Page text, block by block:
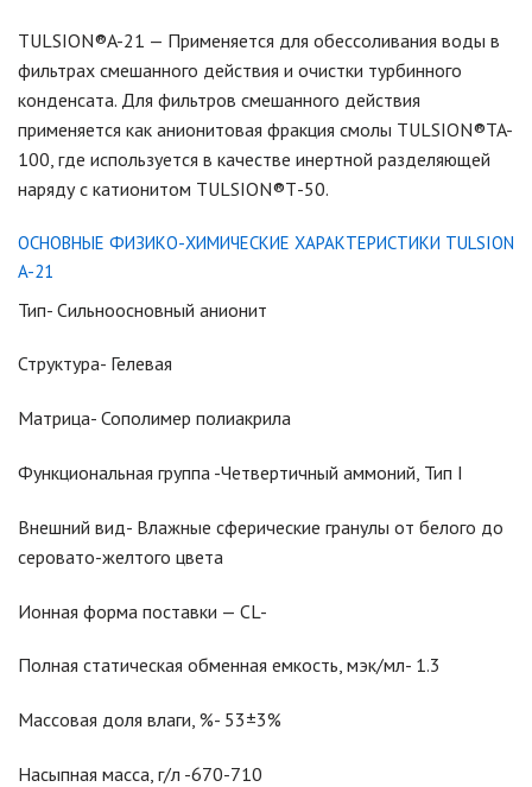
TULSION®A-21 — Применяется для обессоливания воды в
фильтрах смешанного действия и очистки турбинного
конденсата. Для фильтров смешанного действия
применяется как анионитовая фракция смолы TULSION®TA-
100, где используется в качестве инертной разделяющей
наряду с катионитом TULSION®Т-50.
ОСНОВНЫЕ ФИЗИКО-ХИМИЧЕСКИЕ ХАРАКТЕРИСТИКИ TULSION
A-21
Тип- Сильноосновный анионит
Структура- Гелевая
Матрица- Сополимер полиакрила
Функциональная группа -Четвертичный аммоний, Тип I
Внешний вид- Влажные сферические гранулы от белого до
серовато-желтого цвета
Ионная форма поставки — CL-
Полная статическая обменная емкость, мэк/мл- 1.3
Массовая доля влаги, %- 53±3%
Насыпная масса, г/л -670-710